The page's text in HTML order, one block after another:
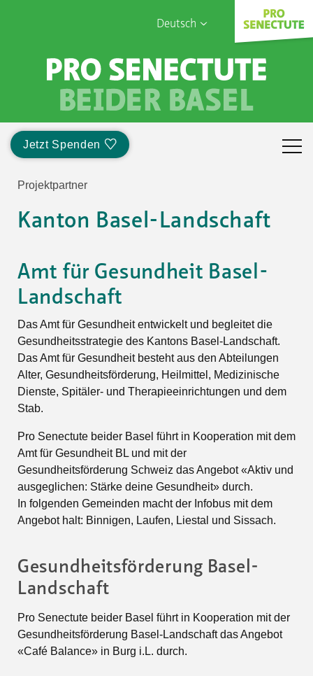
Deutsch
English
Français
Türk
Jetzt Spenden
Sophia Care
Projektpartner
Kanton Basel-Landschaft
Amt für Gesundheit Basel-
Landschaft
Das Amt für Gesundheit entwickelt und begleitet die
Gesundheitsstrategie des Kantons Basel-Landschaft.
Das Amt für Gesundheit besteht aus den Abteilungen
Alter, Gesundheitsförderung, Heilmittel, Medizinische
Dienste, Spitäler- und Therapieeinrichtungen und dem
Stab.
Pro Senectute beider Basel führt in Kooperation mit dem
Amt für Gesundheit BL und mit der
Gesundheitsförderung Schweiz das Angebot «Aktiv und
ausgeglichen: Stärke deine Gesundheit» durch.
In folgenden Gemeinden macht der Infobus mit dem
Angebot halt: Binnigen, Laufen, Liestal und Sissach.
Gesundheitsförderung Basel-
Landschaft
Pro Senectute beider Basel führt in Kooperation mit der
Gesundheitsförderung Basel-Landschaft das Angebot
«Café Balance» in Burg i.L. durch.